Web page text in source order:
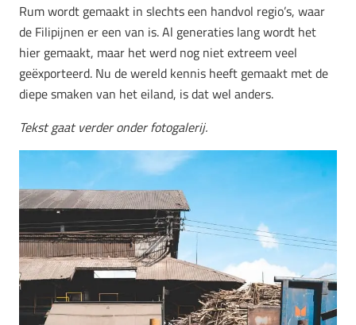
Rum wordt gemaakt in slechts een handvol regio’s, waar
de Filipijnen er een van is. Al generaties lang wordt het
hier gemaakt, maar het werd nog niet extreem veel
geëxporteerd. Nu de wereld kennis heeft gemaakt met de
diepe smaken van het eiland, is dat wel anders.
Tekst gaat verder onder fotogalerij.